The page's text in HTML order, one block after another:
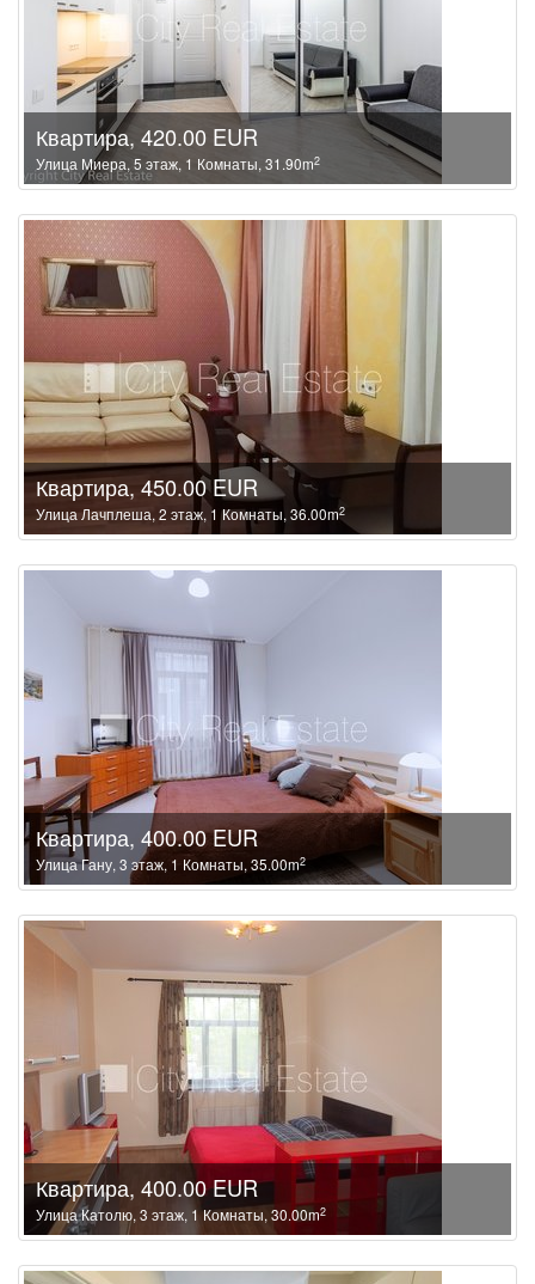
Квартира, 420.00 EUR
Улица Миера, 5 этаж, 1 Комнаты, 31.90m2
Квартира, 450.00 EUR
Улица Лачплеша, 2 этаж, 1 Комнаты, 36.00m2
Квартира, 400.00 EUR
Улица Гану, 3 этаж, 1 Комнаты, 35.00m2
Квартира, 400.00 EUR
Улица Католю, 3 этаж, 1 Комнаты, 30.00m2